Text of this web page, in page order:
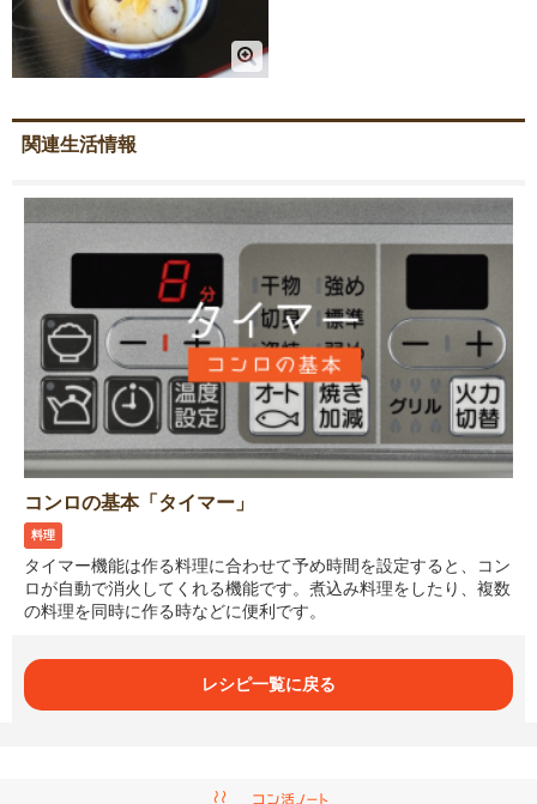
関連生活情報
コンロの基本「タイマー」
料理
タイマー機能は作る料理に合わせて予め時間を設定すると、コン
ロが自動で消火してくれる機能です。煮込み料理をしたり、複数
の料理を同時に作る時などに便利です。
レシピ一覧に戻る